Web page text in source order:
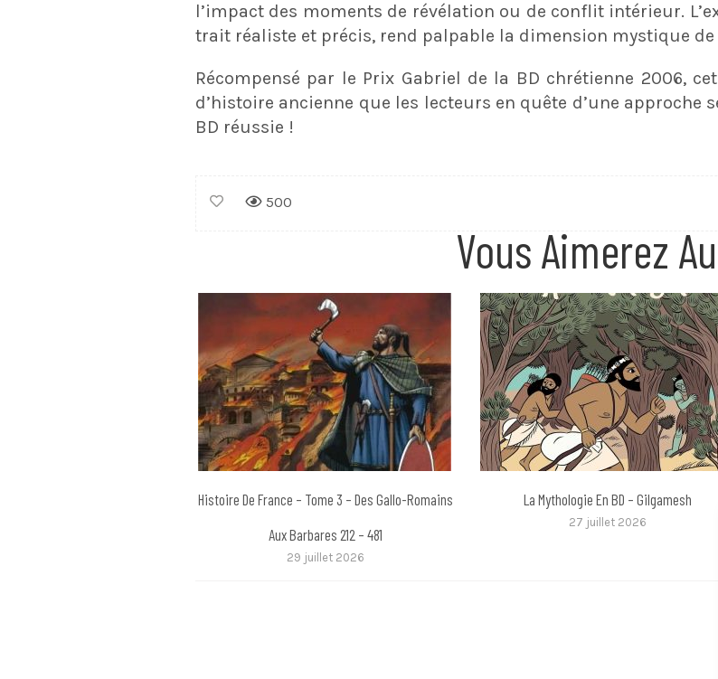
l’impact des moments de révélation ou de conflit intérieur.
trait réaliste et précis, rend palpable la dimension mystique de
Récompensé par le Prix Gabriel de la BD chrétienne 2006,
d’histoire ancienne que les lecteurs en quête d’une approche
BD réussie !
500
Vous Aimerez
Histoire De France – Tome 3 – Des Gallo-Romains
Aux Barbares 212 – 481
29 juillet 2026
La Mythologie En BD – Gilgamesh
27 juillet 2026